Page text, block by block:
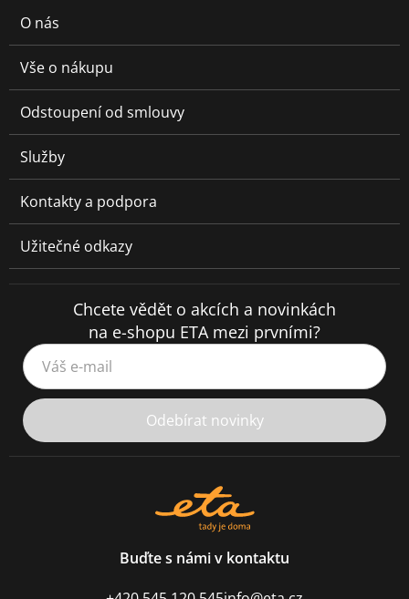
O nás
Vše o nákupu
Odstoupení od smlouvy
Služby
Kontakty a podpora
Užitečné odkazy
Chcete vědět o akcích a novinkách
na e-shopu ETA mezi prvními?
Váš e-mail
Odebírat novinky
Buďte s námi v kontaktu